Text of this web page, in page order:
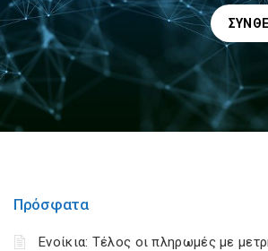
Πρόσφατα
Ενοίκια: Τέλος οι πληρωμές με